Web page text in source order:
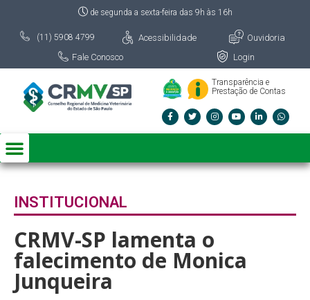
de segunda a sexta-feira das 9h às 16h
(11) 5908 4799 Acessibilidade
Ouvidoria
Fale Conosco
Login
Transparência e
Prestação de Contas
INSTITUCIONAL
CRMV-SP lamenta o
falecimento de Monica
Junqueira